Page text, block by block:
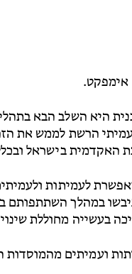
אימפקט.
היא השלב הבא
הרשת לממש את
האקדמית בישראל
לעמיתות
במהלך השתתפותם
בעשייה מחוללת